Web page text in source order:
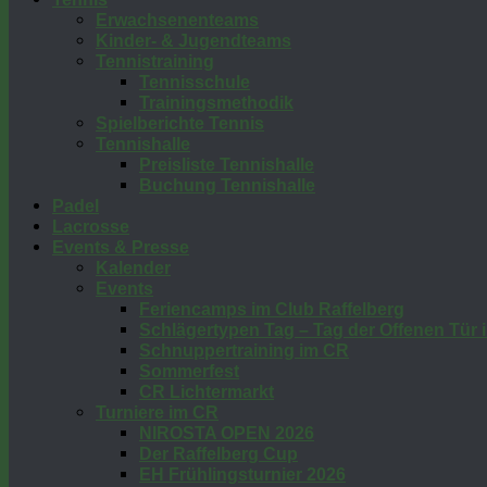
Erwachsenenteams
Kinder- & Jugendteams
Tennistraining
Tennisschule
Trainingsmethodik
Spielberichte Tennis
Tennishalle
Preisliste Tennishalle
Buchung Tennishalle
Padel
Lacrosse
Events & Presse
Kalender
Events
Feriencamps im Club Raffelberg
Schlägertypen Tag – Tag der Offenen Tür
Schnuppertraining im CR
Sommerfest
CR Lichtermarkt
Turniere im CR
NIROSTA OPEN 2026
Der Raffelberg Cup
EH Frühlingsturnier 2026